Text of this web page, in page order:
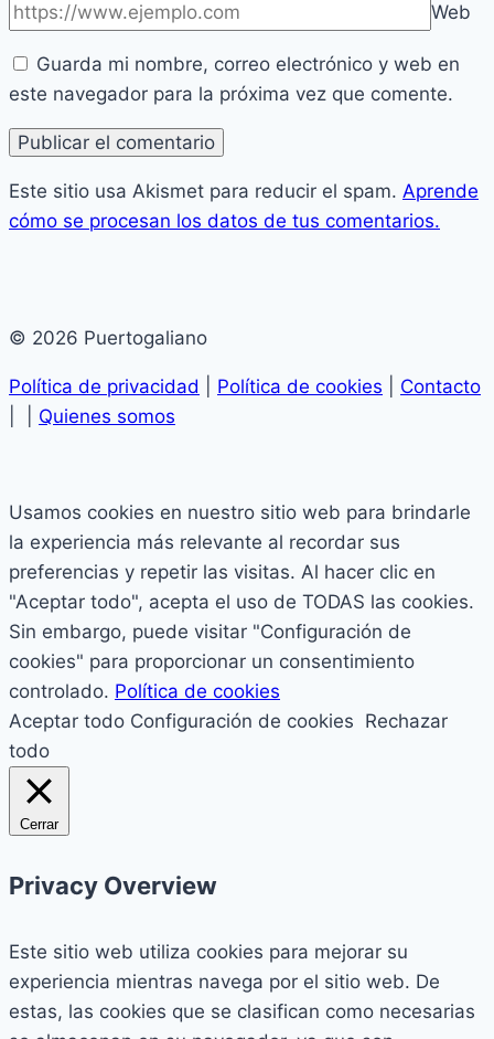
Web
Guarda mi nombre, correo electrónico y web en
este navegador para la próxima vez que comente.
Este sitio usa Akismet para reducir el spam. Aprende
cómo se procesan los datos de tus comentarios.
© 2026 Puertogaliano
Política de privacidad Política de cookies
Contacto
Quienes somos
Usamos cookies en nuestro sitio web para brindarle
la experiencia más relevante al recordar sus
preferencias y repetir las visitas. Al hacer clic en
"Aceptar todo", acepta el uso de TODAS las cookies.
Sin embargo, puede visitar "Configuración de
cookies" para proporcionar un consentimiento
controlado. Política de cookies
Aceptar todo Configuración de cookies Rechazar
todo
Cerrar
Privacy Overview
Este sitio web utiliza cookies para mejorar su
experiencia mientras navega por el sitio web. De
estas, las cookies que se clasifican como necesarias